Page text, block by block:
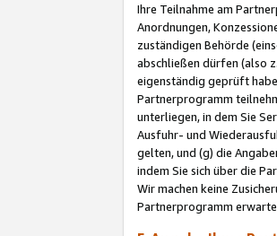
Ihre Teilnahme am
Anordnungen,
zuständigen Behörde
abschließen dürfen (also
eigenständig geprüft
Partnerprogramm
unterliegen, in dem Sie
Ausfuhr- und
gelten, und (g) die
indem Sie sich über die
Wir machen keine
Partnerprogramm